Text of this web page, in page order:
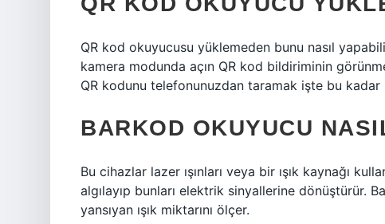
QR kod okuyucusu yüklemeden bunu nasıl
kamera modunda açın QR kod bildiriminin
QR kodunu telefonunuzdan taramak işte bu kadar
BARKOD OKUYUCU
Bu cihazlar lazer ışınları veya bir ışık kaynağı
algılayıp bunları elektrik sinyallerine dönüştürür.
yansıyan ışık miktarını ölçer.